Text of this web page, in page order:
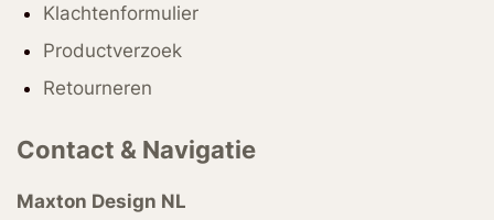
Klachtenformulier
Productverzoek
Retourneren
Contact & Navigatie
Maxton Design NL